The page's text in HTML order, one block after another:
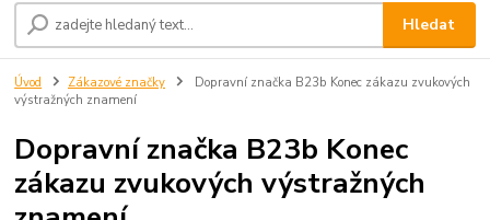
Hledat
Úvod Zákazové značky
Dopravní značka B23b Konec zákazu zvukových
výstražných znamení
Dopravní značka B23b Konec
zákazu zvukových výstražných